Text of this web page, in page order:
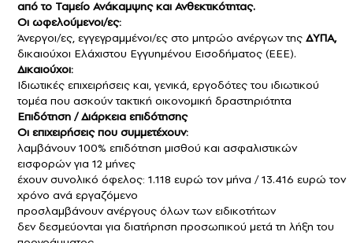
από το Ταμείο Ανάκαμψης και Ανθεκτικότητας.
Οι ωφελούμενοι/ες:
Άνεργοι/ες, εγγεγραμμένοι/ες στο μητρώο ανέργων της ΔΥΠΑ,
δικαιούχοι Ελάχιστου Εγγυημένου Εισοδήματος (ΕΕΕ).
Δικαιούχοι:
Ιδιωτικές επιχειρήσεις και, γενικά, εργοδότες του ιδιωτικού
τομέα που ασκούν τακτική οικονομική δραστηριότητα
Επιδότηση / Διάρκεια επιδότησης
Οι επιχειρήσεις που συμμετέχουν:
λαμβάνουν 100% επιδότηση μισθού και ασφαλιστικών
εισφορών για 12 μήνες
έχουν συνολικό όφελος: 1.118 ευρώ τον μήνα / 13.416 ευρώ τον
χρόνο ανά εργαζόμενο
προσλαμβάνουν ανέργους όλων των ειδικοτήτων
δεν δεσμεύονται για διατήρηση προσωπικού μετά τη λήξη του